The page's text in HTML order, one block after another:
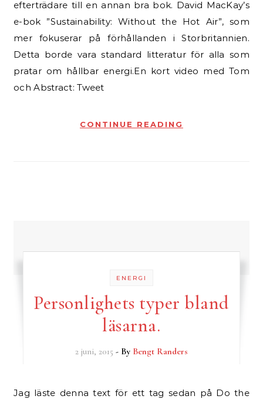
efterträdare till en annan bra bok. David MacKay’s
e-bok ”Sustainability: Without the Hot Air”, som
mer fokuserar på förhållanden i Storbritannien.
Detta borde vara standard litteratur för alla som
pratar om hållbar energi.En kort video med Tom
och Abstract: Tweet
CONTINUE READING
ENERGI
Personlighets typer bland
läsarna.
2 juni, 2015 - By Bengt Randers
Jag läste denna text för ett tag sedan på Do the